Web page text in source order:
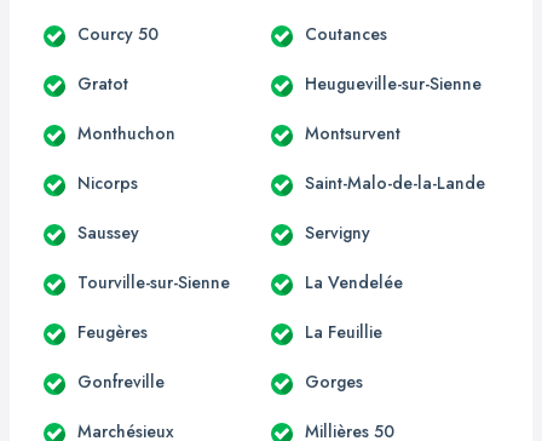
Courcy 50 Coutances
Gratot Heugueville-sur-Sienne
Monthuchon Montsurvent
Nicorps Saint-Malo-de-la-Lande
Saussey Servigny
Tourville-sur-Sienne La Vendelée
Feugères La Feuillie
Gonfreville Gorges
Marchésieux Millières 50